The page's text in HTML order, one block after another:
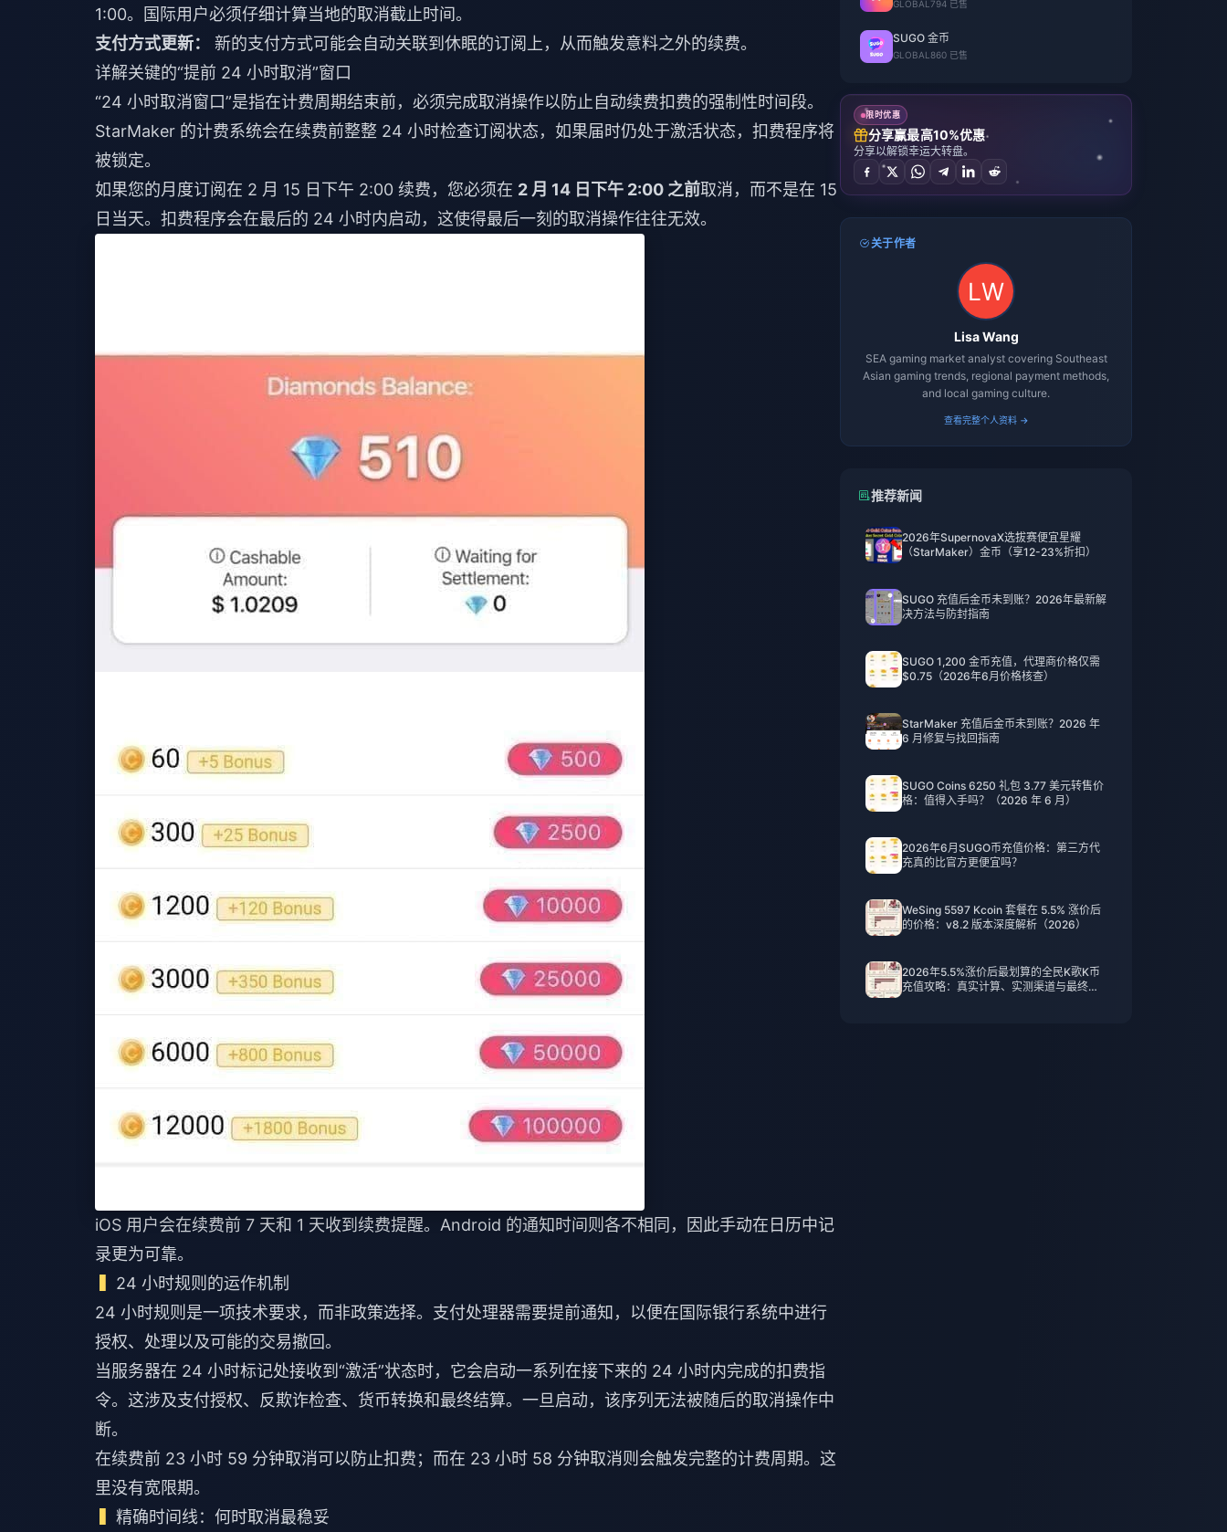
1:00。国际用户必须仔细计算当地的取消截止时间。
支付方式更新：
新的支付方式可能会自动关联到休眠的订阅上，从而触发意料之外的续费。
详解关键的“提前 24 小时取消”窗口
“24 小时取消窗口”是指在计费周期结束前，必须完成取消操作以防止自动续费扣费的强制性时间段。
StarMaker 的计费系统会在续费前整整 24 小时检查订阅状态，如果届时仍处于激活状态，扣费程序将
被锁定。
如果您的月度订阅在 2 月 15 日下午 2:00 续费，您必须在 2 月 14 日下午 2:00 之前取消，而不是在 15
日当天。扣费程序会在最后的 24 小时内启动，这使得最后一刻的取消操作往往无效。
iOS 用户会在续费前 7 天和 1 天收到续费提醒。Android 的通知时间则各不相同，因此手动在日历中记
录更为可靠。
24 小时规则的运作机制
24 小时规则是一项技术要求，而非政策选择。支付处理器需要提前通知，以便在国际银行系统中进行
授权、处理以及可能的交易撤回。
当服务器在 24 小时标记处接收到“激活”状态时，它会启动一系列在接下来的 24 小时内完成的扣费指
令。这涉及支付授权、反欺诈检查、货币转换和最终结算。一旦启动，该序列无法被随后的取消操作中
断。
在续费前 23 小时 59 分钟取消可以防止扣费；而在 23 小时 58 分钟取消则会触发完整的计费周期。这
里没有宽限期。
精确时间线：何时取消最稳妥
GLOBAL 794 已售
SUGO 金币
GLOBAL 860 已售
限时优惠
分享赢最高10%优惠
分享以解锁幸运大转盘。
关于作者
Lisa Wang
SEA gaming market analyst covering Southeast
Asian gaming trends, regional payment methods,
and local gaming culture.
查看完整个人资料 →
推荐新闻
2026年SupernovaX选拔赛便宜星耀
（StarMaker）金币（享12-23%折扣）
SUGO 充值后金币未到账？2026年最新解
决方法与防封指南
SUGO 1,200 金币充值，代理商价格仅需
$0.75（2026年6月价格核查）
StarMaker 充值后金币未到账？2026 年
6 月修复与找回指南
SUGO Coins 6250 礼包 3.77 美元转售价
格：值得入手吗？（2026 年 6 月）
2026年6月SUGO币充值价格：第三方代
充真的比官方更便宜吗？
WeSing 5597 Kcoin 套餐在 5.5% 涨价后
的价格：v8.2 版本深度解析（2026）
2026年5.5%涨价后最划算的全民K歌K币
充值攻略：真实计算、实测渠道与最终结